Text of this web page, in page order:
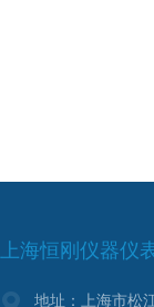
上海恒刚仪器仪
地址：上海市松